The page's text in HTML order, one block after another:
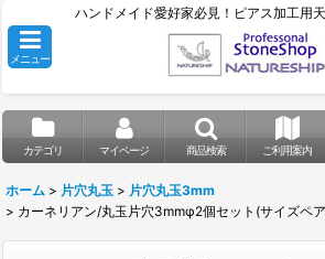
ハンドメイド愛好家必見！ピアス加工用
メニュー
カテゴリ マイページ 商品検索 ご利用案内
ホーム > 片穴丸玉 > 片穴丸玉3mm
> カーネリアン/丸玉片穴3mmφ2個セット(サイズペ